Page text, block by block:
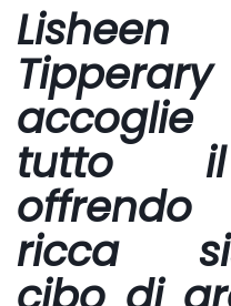
tutto il
ricca